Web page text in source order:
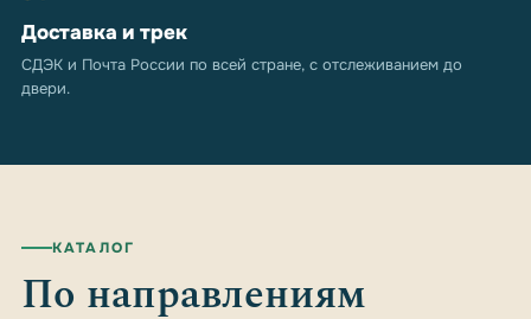
Доставка и трек
СДЭК и Почта России по всей стране, с отслеживанием до
двери.
КАТАЛОГ
По направлениям